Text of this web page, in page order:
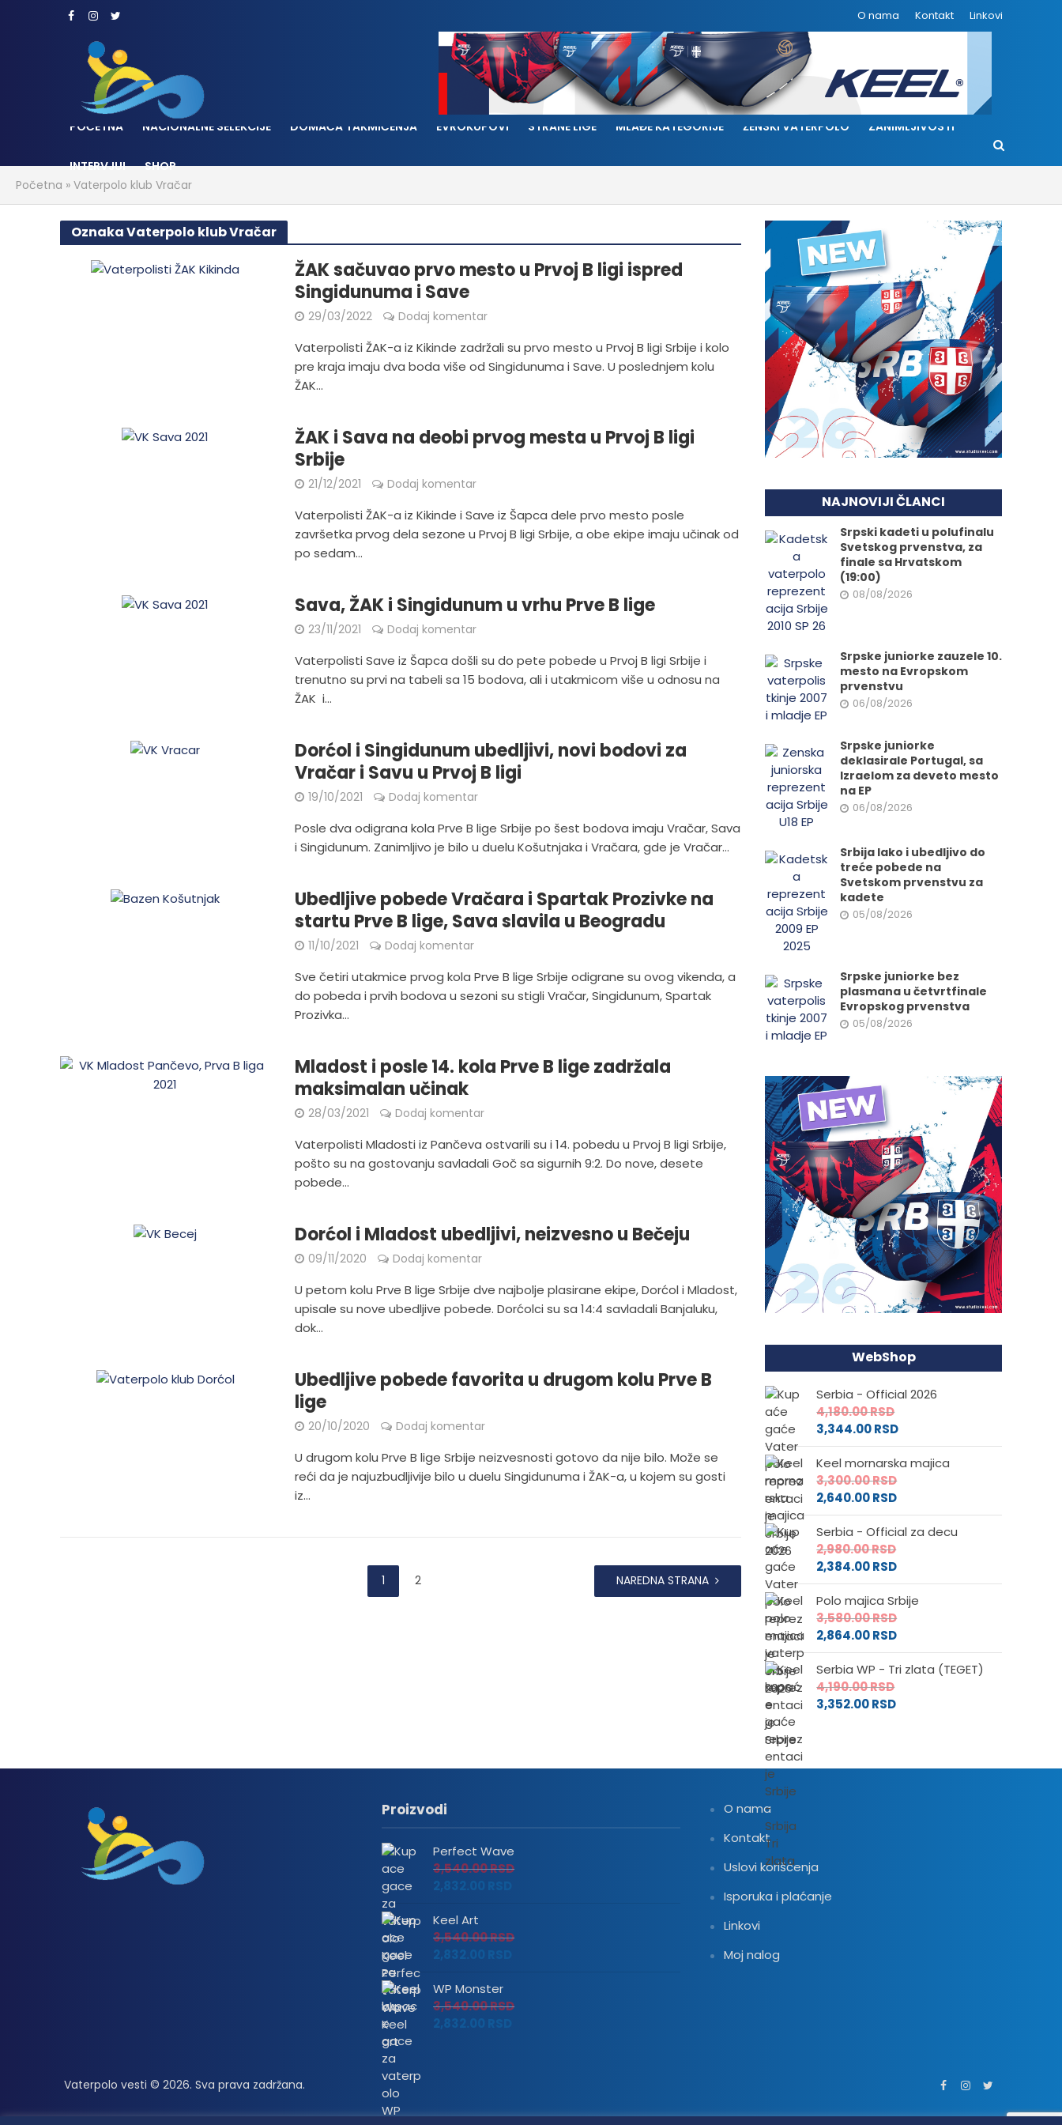
O nama Kontakt Linkovi
POČETNA NACIONALNE SELEKCIJE DOMAĆA TAKMIČENJA EVROKUPOVI STRANE LIGE MLAĐE KATEGORIJE ŽENSKI VATERPOLO ZANIMLJIVOSTI
INTERVJUI
SHOP
Početna » Vaterpolo klub Vračar
Oznaka Vaterpolo klub Vračar
ŽAK sačuvao prvo mesto u Prvoj B ligi ispred
Singidunuma i Save
29/03/2022 Dodaj komentar
Vaterpolisti ŽAK-a iz Kikinde zadržali su prvo mesto u Prvoj B ligi Srbije i kolo
pre kraja imaju dva boda više od Singidunuma i Save. U poslednjem kolu
ŽAK...
ŽAK i Sava na deobi prvog mesta u Prvoj B ligi
Srbije
21/12/2021 Dodaj komentar
Vaterpolisti ŽAK-a iz Kikinde i Save iz Šapca dele prvo mesto posle
završetka prvog dela sezone u Prvoj B ligi Srbije, a obe ekipe imaju učinak od
po sedam...
Sava, ŽAK i Singidunum u vrhu Prve B lige
23/11/2021 Dodaj komentar
Vaterpolisti Save iz Šapca došli su do pete pobede u Prvoj B ligi Srbije i
trenutno su prvi na tabeli sa 15 bodova, ali i utakmicom više u odnosu na
ŽAK i...
Dorćol i Singidunum ubedljivi, novi bodovi za
Vračar i Savu u Prvoj B ligi
19/10/2021 Dodaj komentar
Posle dva odigrana kola Prve B lige Srbije po šest bodova imaju Vračar, Sava
i Singidunum. Zanimljivo je bilo u duelu Košutnjaka i Vračara, gde je Vračar...
Ubedljive pobede Vračara i Spartak Prozivke na
startu Prve B lige, Sava slavila u Beogradu
11/10/2021 Dodaj komentar
Sve četiri utakmice prvog kola Prve B lige Srbije odigrane su ovog vikenda, a
do pobeda i prvih bodova u sezoni su stigli Vračar, Singidunum, Spartak
Prozivka...
Mladost i posle 14. kola Prve B lige zadržala
maksimalan učinak
28/03/2021 Dodaj komentar
Vaterpolisti Mladosti iz Pančeva ostvarili su i 14. pobedu u Prvoj B ligi Srbije,
pošto su na gostovanju savladali Goč sa sigurnih 9:2. Do nove, desete
pobede...
Dorćol i Mladost ubedljivi, neizvesno u Bečeju
09/11/2020 Dodaj komentar
U petom kolu Prve B lige Srbije dve najbolje plasirane ekipe, Dorćol i Mladost,
upisale su nove ubedljive pobede. Dorćolci su sa 14:4 savladali Banjaluku,
dok...
Ubedljive pobede favorita u drugom kolu Prve B
lige
20/10/2020 Dodaj komentar
U drugom kolu Prve B lige Srbije neizvesnosti gotovo da nije bilo. Može se
reći da je najuzbudljivije bilo u duelu Singidunuma i ŽAK-a, u kojem su gosti
iz...
1 2 NAREDNA STRANA
NAJNOVIJI ČLANCI
Srpski kadeti u polufinalu
Svetskog prvenstva, za
finale sa Hrvatskom
(19:00)
08/08/2026
Srpske juniorke zauzele 10.
mesto na Evropskom
prvenstvu
06/08/2026
Srpske juniorke
deklasirale Portugal, sa
Izraelom za deveto mesto
na EP
06/08/2026
Srbija lako i ubedljivo do
treće pobede na
Svetskom prvenstvu za
kadete
05/08/2026
Srpske juniorke bez
plasmana u četvrtfinale
Evropskog prvenstva
05/08/2026
WebShop
Serbia - Official 2026
4,180.00RSD
3,344.00RSD
Keel mornarska majica
3,300.00RSD
2,640.00RSD
Serbia - Official za decu
2,980.00RSD
2,384.00RSD
Polo majica Srbije
3,580.00RSD
2,864.00RSD
Serbia WP - Tri zlata (TEGET)
4,190.00RSD
3,352.00RSD
Proizvodi
Perfect Wave
3,540.00RSD
2,832.00
Keel Art
3,540.00RSD
2,832.00
WP Monster
3,540.00RSD
2,832.00
O nama
Kontakt
Uslovi korišćenja
Isporuka i plaćanje
Linkovi
Moj nalog
Vaterpolo vesti © 2026. Sva prava zadržana.